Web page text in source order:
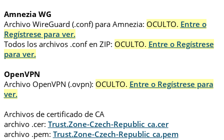
Amnezia WG
Archivo WireGuard (.conf) para Amnezia: OCULTO. Entre o
Regístrese para ver.
Todos los archivos .conf en ZIP: OCULTO. Entre o Regístrese
para ver.
OpenVPN
Archivo OpenVPN (.ovpn): OCULTO. Entre o Regístrese para
ver.
Archivos de certificado de CA
archivo .cer: Trust.Zone-Czech-Republic_ca.cer
archivo .pem: Trust.Zone-Czech-Republic_ca.pem